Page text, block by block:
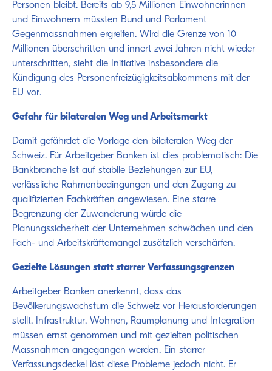
Personen bleibt. Bereits ab 9,5 Millionen Einwohnerinnen
und Einwohnern müssten Bund und Parlament
Gegenmassnahmen ergreifen. Wird die Grenze von 10
Millionen überschritten und innert zwei Jahren nicht wieder
unterschritten, sieht die Initiative insbesondere die
Kündigung des Personenfreizügigkeitsabkommens mit der
EU vor.
Gefahr für bilateralen Weg und Arbeitsmarkt
Damit gefährdet die Vorlage den bilateralen Weg der
Schweiz. Für Arbeitgeber Banken ist dies problematisch: Die
Bankbranche ist auf stabile Beziehungen zur EU,
verlässliche Rahmenbedingungen und den Zugang zu
qualifizierten Fachkräften angewiesen. Eine starre
Begrenzung der Zuwanderung würde die
Planungssicherheit der Unternehmen schwächen und den
Fach- und Arbeitskräftemangel zusätzlich verschärfen.
Gezielte Lösungen statt starrer Verfassungsgrenzen
Arbeitgeber Banken anerkennt, dass das
Bevölkerungswachstum die Schweiz vor Herausforderungen
stellt. Infrastruktur, Wohnen, Raumplanung und Integration
müssen ernst genommen und mit gezielten politischen
Massnahmen angegangen werden. Ein starrer
Verfassungsdeckel löst diese Probleme jedoch nicht. Er